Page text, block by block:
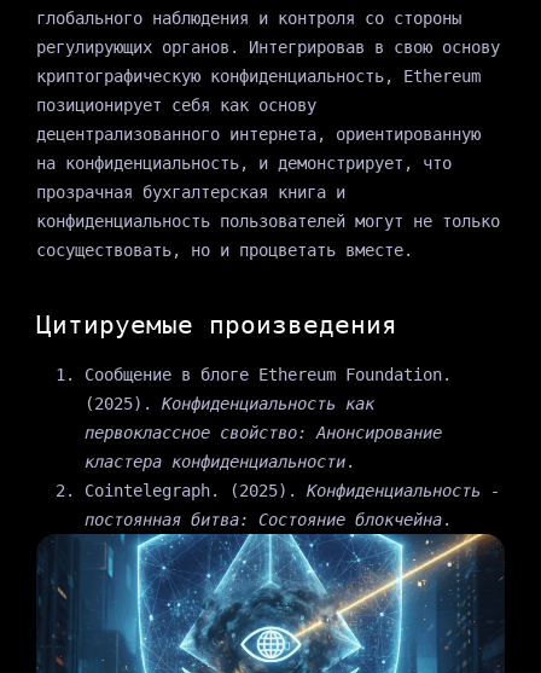
глобального наблюдения и контроля со стороны
регулирующих органов. Интегрировав в свою основу
криптографическую конфиденциальность, Ethereum
позиционирует себя как основу
децентрализованного интернета, ориентированную
на конфиденциальность, и демонстрирует, что
прозрачная бухгалтерская книга и
конфиденциальность пользователей могут не только
сосуществовать, но и процветать вместе.
Цитируемые произведения
Сообщение в блоге Ethereum Foundation.
(2025). Конфиденциальность как
первоклассное свойство: Анонсирование
кластера конфиденциальности.
Cointelegraph. (2025). Конфиденциальность -
постоянная битва: Состояние блокчейна.